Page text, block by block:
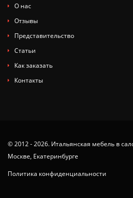
О нас
Отзывы
Представительство
Статьи
Как заказать
Контакты
© 2012 - 2026. Итальянская мебель в
Москве, Екатеринбурге
Политика конфиденциальности